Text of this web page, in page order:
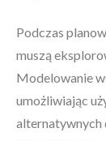
Podczas
muszą
Modelowanie
umożliwiając
alternatywnych